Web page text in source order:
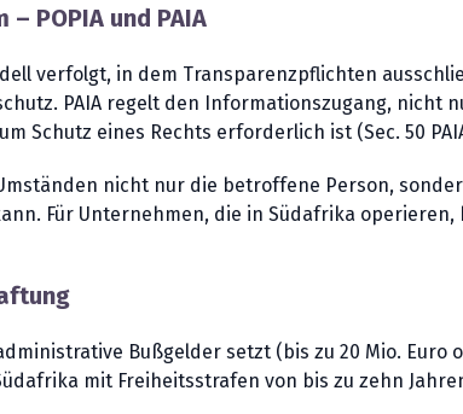
POPIA und PAIA
verfolgt, in dem Transparenzpflichten
PAIA regelt den Informationszugang,
Schutz eines Rechts erforderlich ist (Sec. 50
nicht nur die betroffene Person,
Für Unternehmen, die in Südafrika
Bußgelder setzt (bis zu 20 Mio.
mit Freiheitsstrafen von bis zu zehn